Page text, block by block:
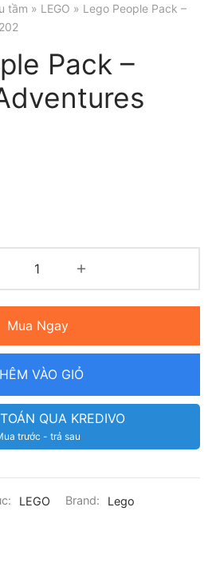
tầm » LEGO » Lego People Pack –
Pack –
Mua Ngay
VÀO GIỎ
QUA KREDIVO
trước - trả sau
LEGO Brand: Lego